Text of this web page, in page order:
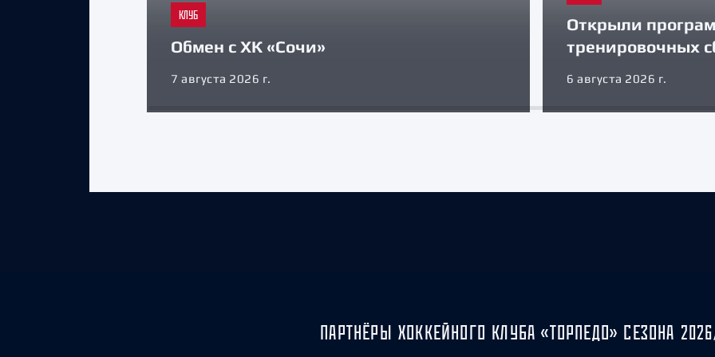
КЛУБ
Обмен с ХК «Сочи»
7 августа 2026 г.
Открыли
тренировочных
6 августа 2026 г.
ПАРТНЁРЫ ХОККЕЙНОГО КЛУБА «ТОРПЕДО» СЕЗОНА